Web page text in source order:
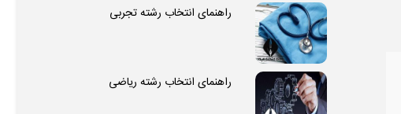
راهنمای انتخاب رشته تجربی
راهنمای انتخاب رشته ریاضی